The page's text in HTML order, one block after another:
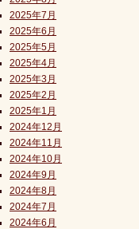
2025年7月
2025年6月
2025年5月
2025年4月
2025年3月
2025年2月
2025年1月
2024年12月
2024年11月
2024年10月
2024年9月
2024年8月
2024年7月
2024年6月